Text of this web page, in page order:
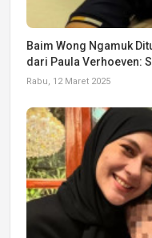
Baim Wong Ngamuk
dari Paula Verhoeven:
Rabu, 12 Maret 2025